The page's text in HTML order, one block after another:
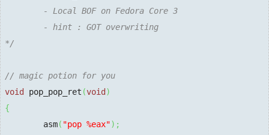
        - Local BOF on Fedora Core 3
        - hint : GOT overwriting
*/
// magic potion for you
void
pop_pop_ret (void )
{
        asm
( "pop %eax") ;